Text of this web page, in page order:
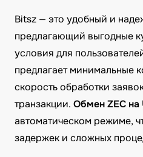
Bitsz — это удобный и
предлагающий выгодные
условия для
предлагает минимальные
скорость обработки
транзакции. Обмен ZEC на
автоматическом режиме,
задержек и сложных